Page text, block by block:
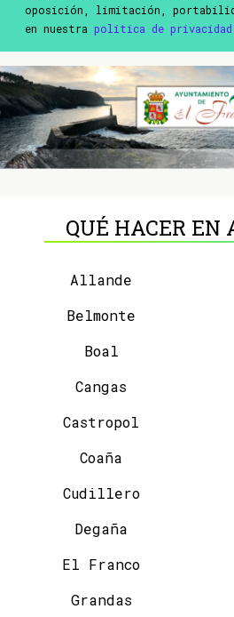
oposición, limitación,
en nuestra política de privacidad
QUÉ HACER EN
Allande
Belmonte
Boal
Cangas
Castropol
Coaña
Cudillero
Degaña
El Franco
Grandas